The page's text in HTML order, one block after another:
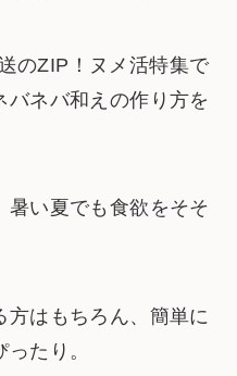
のZIP！ヌメ活特集で
ネバ和えの作り方を
暑い夏でも食欲をそそ
方はもちろん、簡単に
たり。